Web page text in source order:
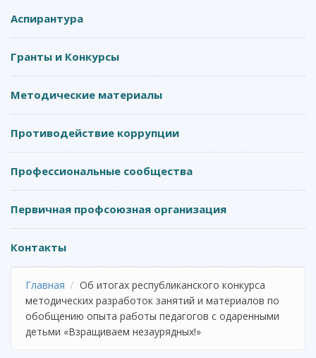
Аспирантура
Гранты и Конкурсы
Методические материалы
Противодействие коррупции
Профессиональные сообщества
Первичная профсоюзная организация
Контакты
Главная
Об итогах республиканского конкурса
методических разработок занятий и материалов по
обобщению опыта работы педагогов с одаренными
детьми «Взращиваем незаурядных!»